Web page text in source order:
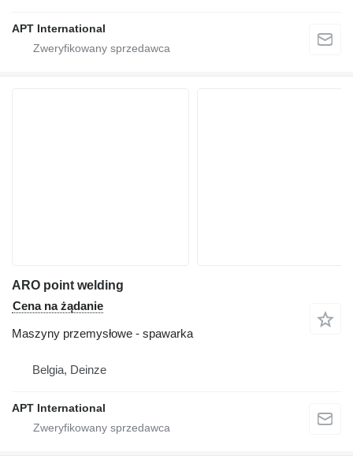
APT International
ARO point welding
Cena na żądanie
Maszyny przemysłowe - spawarka
Belgia, Deinze
APT International